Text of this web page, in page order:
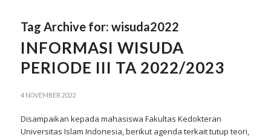
Tag Archive for: wisuda2022
INFORMASI WISUDA
PERIODE III TA 2022/2023
4 NOVEMBER 2022
Disampaikan kepada mahasiswa Fakultas Kedokteran
Universitas Islam Indonesia, berikut agenda terkait tutup teori,